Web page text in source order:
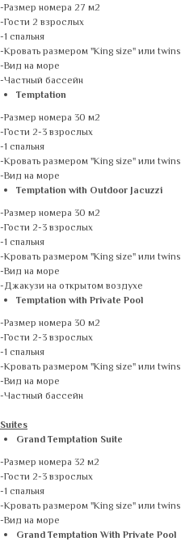
-Размер номера 27 м2
-Гости 2 взрослых
-1 спальня
-Кровать размером "King size" или twins
-Вид на море
-Частный бассейн
Temptation
-Размер номера 30 м2
-Гости 2-3 взрослых
-1 спальня
-Кровать размером "King size" или twins
-Вид на море
Temptation with Outdoor Jacuzzi
-Размер номера 30 м2
-Гости 2-3 взрослых
-1 спальня
-Кровать размером "King size" или twins
-Вид на море
-Джакузи на открытом воздухе
Temptation with Private Pool
-Размер номера 30 м2
-Гости 2-3 взрослых
-1 спальня
-Кровать размером "King size" или twins
-Вид на море
-Частный бассейн
Suites
Grand Temptation Suite
-Размер номера 32 м2
-Гости 2-3 взрослых
-1 спальня
-Кровать размером "King size" или twins
-Вид на море
Grand Temptation With Private Pool